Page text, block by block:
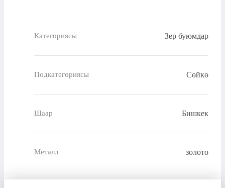
Категориясы Зер буюмдар
Подкатегориясы Сөйкө
Шаар Бишкек
Металл золото